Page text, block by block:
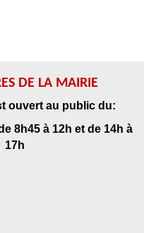
DE LA MAIRIE
ouvert au public du:
8h45 à 12h et de 14h à
17h